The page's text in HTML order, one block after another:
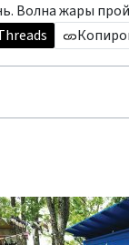
Волна жары